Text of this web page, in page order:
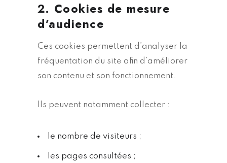
2. Cookies de mesure
d’audience
Ces cookies permettent d’analyser la
fréquentation du site afin d’améliorer
son contenu et son fonctionnement.
Ils peuvent notamment collecter :
le nombre de visiteurs ;
les pages consultées ;